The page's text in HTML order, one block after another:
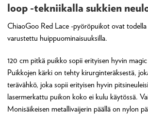
loop -tekniikalla sukkien
ChiaoGoo Red Lace -pyöröpuikot ovat todella
varustettu huippuominaisuuksilla.
120 cm pitkä puikko sopii erityisen hyvin
Puikkojen kärki on tehty kirurginteräksestä,
terävähkö, joka sopii erityisen hyvin
lasermerkattu puikon koko ei kulu käytössä.
Monisäikeisen metallivaijerin päällä on nylon